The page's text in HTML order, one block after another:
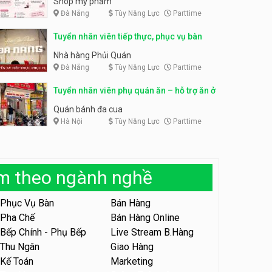
trực page, thu ngân parttime
GRAVI ESCAPE ROOM
Tuyển nhân viên bán hàng,
KIBO KIDS
Tuyển nhân viên edit ảnh,
Công ty
Tuyển nhân viên tiếp thực,
Tuyển nhân viên phục vụ ca
tối – quán kem dừa
Quán kem dừa
Tuyển nhân viên phụ bếp –
Bún Đậu Mắm Tôm – Bếp
Bún Đậu Mắm Tôm - Bếp Tiên
Đà Nẵng Tùy Năng Lực Parttime
Tuyển nhân viên tiếp thực, phục vụ bàn
Nhà hàng Phủi Quán
Đà Nẵng Tùy Năng Lực Parttime
Tuyển nhân viên phụ quán ăn – hỗ trợ ăn ở
Quán bánh đa cua
Hà Nội Tùy Năng Lực Parttime
theo ngành nghề
Phục Vụ Bàn
Bán Hàng
Pha Chế
Bán Hàng Online
Bếp Chính - Phụ Bếp
Live Stream B.Hàng
Thu Ngân
Giao Hàng
Kế Toán
Marketing